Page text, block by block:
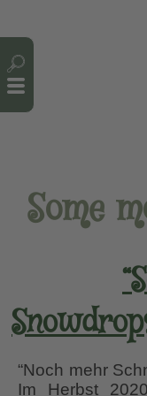
Some
“Noch mehr
Im Herbst